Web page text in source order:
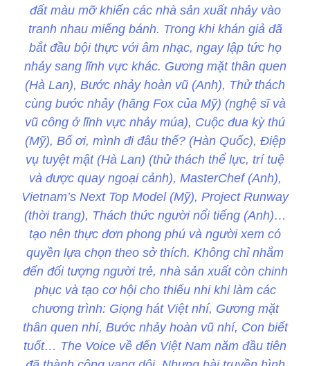
đất màu mỡ khiến các nhà sản xuất nhảy vào
tranh nhau miếng bánh. Trong khi khán giả đã
bắt đầu bội thực với âm nhạc, ngay lập tức họ
nhảy sang lĩnh vực khác. Gương mặt thân quen
(Hà Lan), Bước nhảy hoàn vũ (Anh), Thử thách
cùng bước nhảy (hãng Fox của Mỹ) (nghệ sĩ và
vũ công ở lĩnh vực nhảy múa), Cuộc đua kỳ thú
(Mỹ), Bố ơi, mình đi đâu thế? (Hàn Quốc), Điệp
vụ tuyệt mật (Hà Lan) (thử thách thể lực, trí tuệ
và được quay ngoại cảnh), MasterChef (Anh),
Vietnam’s Next Top Model (Mỹ), Project Runway
(thời trang), Thách thức người nổi tiếng (Anh)…
tạo nên thực đơn phong phú và người xem có
quyền lựa chọn theo sở thích. Không chỉ nhắm
đến đối tượng người trẻ, nhà sản xuất còn chinh
phục và tạo cơ hội cho thiếu nhi khi làm các
chương trình: Giọng hát Việt nhí, Gương mặt
thân quen nhí, Bước nhảy hoàn vũ nhí, Con biết
tuốt… The Voice về đến Việt Nam năm đầu tiên